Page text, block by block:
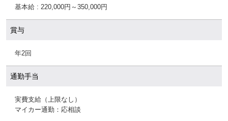
基本給 : 220,000円～350,000円
賞与
年2回
通勤手当
実費支給（上限なし）
マイカー通勤：応相談